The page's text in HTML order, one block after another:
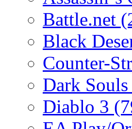
Battle.net
Black
Counter-
Dark Souls
Diablo 3